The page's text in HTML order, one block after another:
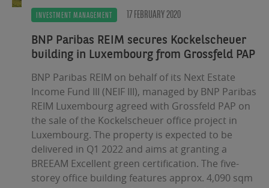
INVESTMENT MANAGEMENT 17 FEBRUARY 2020
BNP Paribas REIM secures Kockelscheuer
building in Luxembourg from Grossfeld PAP
BNP Paribas REIM on behalf of its Next Estate
Income Fund III (NEIF III), managed by BNP Paribas
REIM Luxembourg agreed with Grossfeld PAP on
the sale of the Kockelscheuer office project in
Luxembourg. The property is expected to be
delivered in Q1 2022 and aims at granting a
BREEAM Excellent green certification. The five-
storey office building features approx. 4,090 sqm